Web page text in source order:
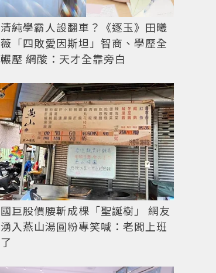
清純學霸人設翻車？《逐玉》田曦
薇「四敗愛因斯坦」智商、學歷全
輾壓 網酸：天才全靠旁白
國巨股價腰斬成棵「聖誕樹」 網友
湧入燕山湯圓粉專笑喊：老闆上班
了